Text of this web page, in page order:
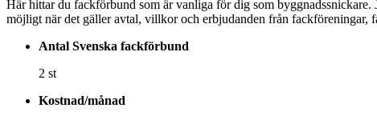
Här hittar du fackförbund som är vanliga för dig som
möjligt när det gäller avtal, villkor och erbjudanden från fackföreningar,
Antal Svenska fackförbund
2 st
Kostnad/månad